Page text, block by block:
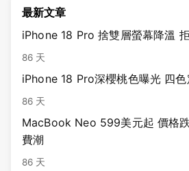
最新文章
iPhone 18 Pro 捨雙層螢幕降溫
86 天
iPhone 18 Pro深櫻桃色曝光 四
86 天
MacBook Neo 599美元起 價格
費潮
86 天